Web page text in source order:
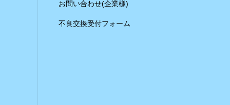
お問い合わせ(企業様)
不良交換受付フォーム